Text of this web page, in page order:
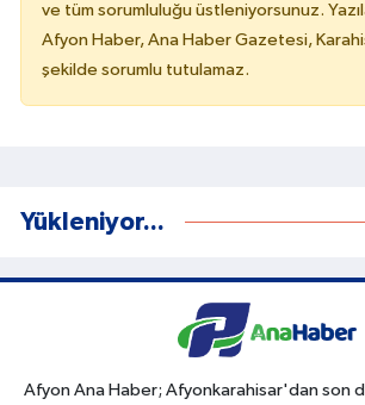
ve tüm sorumluluğu üstleniyorsunuz.
Afyon Haber, Ana Haber Gazetesi,
şekilde sorumlu tutulamaz.
Yükleniyor...
Afyon Ana Haber; Afyonkarahisar'dan son